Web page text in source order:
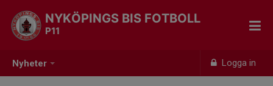
Nyheter Logga in
NYKÖPINGS BIS FOTBOLL
P11